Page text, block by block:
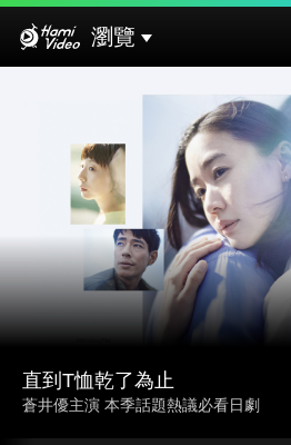
瀏覽
<最新綜藝> 世界的形狀
<蔡昌憲·黃迪揚> 不出國就能環遊世界!